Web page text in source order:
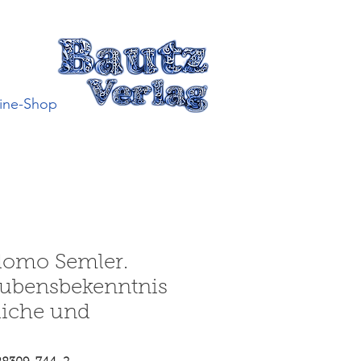
Shop
Semler.
und